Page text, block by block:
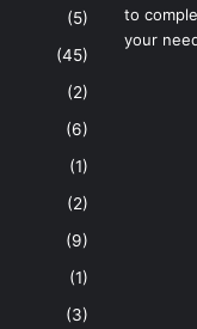
(5)
(45)
(2)
(6)
(1)
(2)
(9)
(1)
(3)
to
your